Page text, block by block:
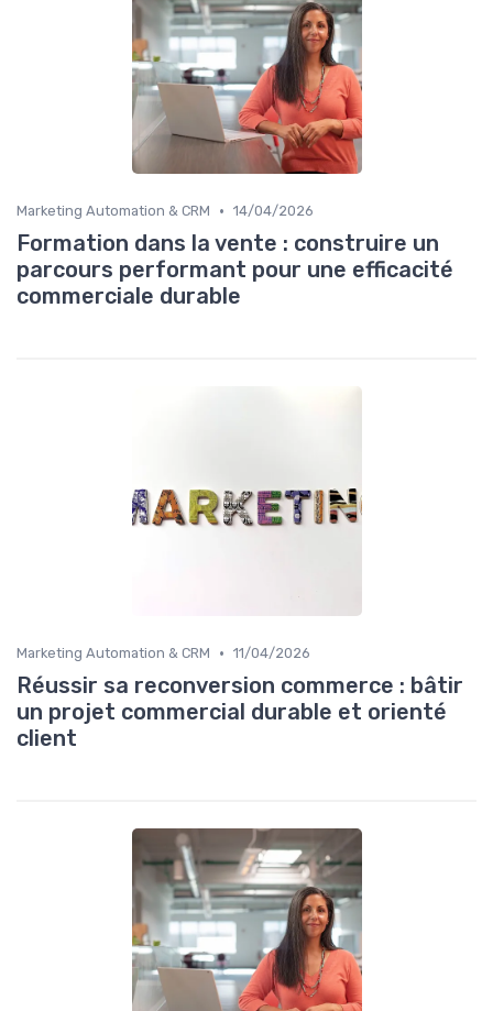
Marketing Automation & CRM • 14/04/2026
Formation dans la vente : construire un
parcours performant pour une efficacité
commerciale durable
Marketing Automation & CRM • 11/04/2026
Réussir sa reconversion commerce : bâtir
un projet commercial durable et orienté
client